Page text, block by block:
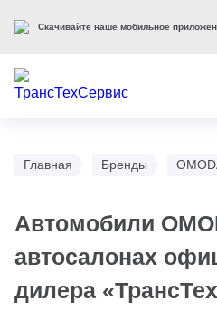
Главная Бренды
Автомобили
автосалонах
дилера
Оцените наш сайт